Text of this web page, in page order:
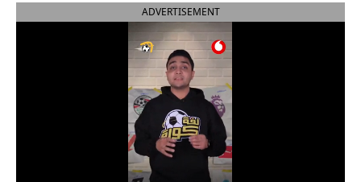
الدوري السعودي للمحترفين
دوري أبطال إفريقيا
ADVERTISEMENT